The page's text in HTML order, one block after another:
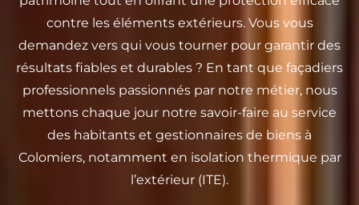
contre les éléments extérieurs. Vous vous
demandez vers qui vous tourner pour garantir des
résultats fiables et durables ? En tant que façadiers
professionnels passionnés par notre métier, nous
mettons chaque jour notre savoir-faire au service
des habitants et gestionnaires de biens à
Colomiers, notamment en isolation thermique par
l’extérieur (ITE).